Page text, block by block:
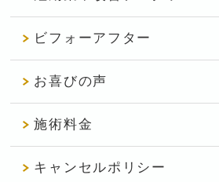
ビフォーアフター
お喜びの声
施術料金
キャンセルポリシー